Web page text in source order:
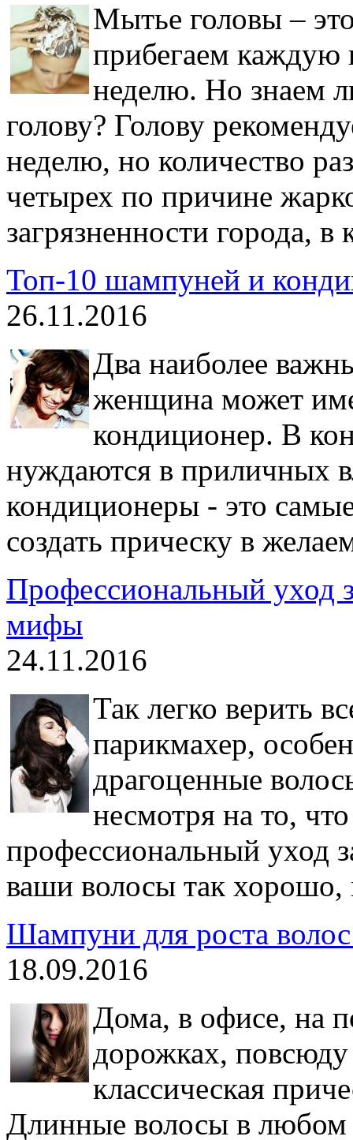
Мытье головы –
прибегаем каждую
неделю. Но знаем
голову? Голову
неделю, но количество
четырех по причине
загрязненности города,
Топ-10 шампуней и
26.11.2016
Два наиболее
женщина может
кондиционер. В
нуждаются в приличных
кондиционеры - это
создать прическу в
Профессиональный уход
мифы
24.11.2016
Так легко верить
парикмахер,
драгоценные
несмотря на то,
профессиональный уход
ваши волосы так хорошо,
Шампуни для роста
18.09.2016
Дома, в офисе, на
дорожках,
классическая
Длинные волосы в любом